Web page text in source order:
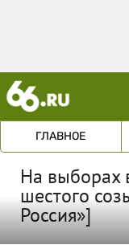
ГЛАВНОЕ
На выборах
шестого
Россия»]